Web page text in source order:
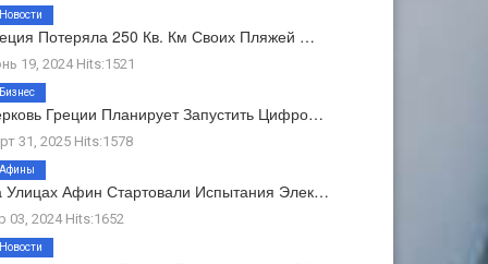
Потеряла 250 Кв. Км Своих Пляжей …
19, 2024 Hits:1521
Новости
Греции Планирует Запустить Цифро…
31, 2025 Hits:1578
Бизнес
Улицах Афин Стартовали Испытания Элек…
03, 2024 Hits:1652
Афины
Новости